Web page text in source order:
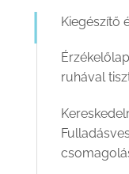
Kiegészítő
ruhával